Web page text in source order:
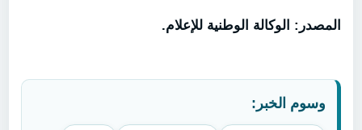
المصدر: الوكالة الوطنية للإعلام.
وسوم الخبر: